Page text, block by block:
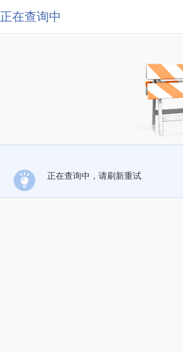
正在查询中
正在查询中，请刷新重试